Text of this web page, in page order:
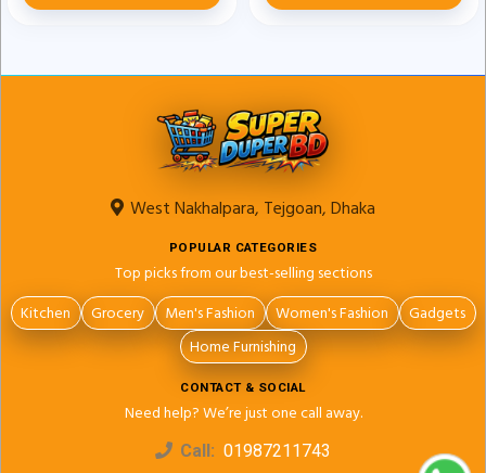
West Nakhalpara, Tejgoan, Dhaka
POPULAR CATEGORIES
Top picks from our best-selling sections
Kitchen
Grocery Men's Fashion Women's Fashion
Gadgets
Home Furnishing
CONTACT & SOCIAL
Need help? We’re just one call away.
Call: 01987211743